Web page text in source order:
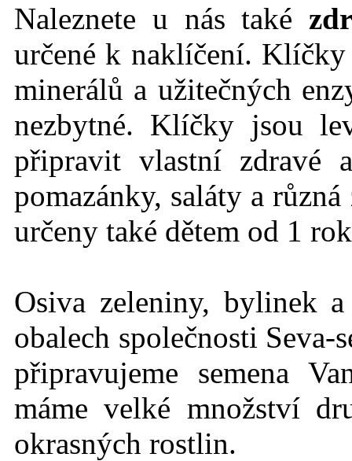
Naleznete u nás také
určené k naklíčení.
minerálů a užitečných
nezbytné. Klíčky jsou
připravit vlastní zdravé
pomazánky, saláty a
určeny také dětem od 1
Osiva zeleniny, bylinek
obalech společnosti Seva-
připravujeme semena
máme velké množství
okrasných rostlin.